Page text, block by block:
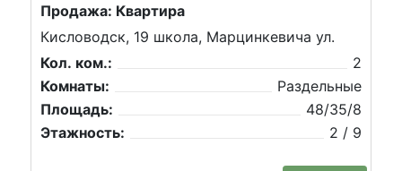
Продажа: Квартира
Кисловодск, 19 школа, Марцинкевича ул.
Кол. ком.:
2
Комнаты:
Раздельные
Площадь:
48/35/8
Этажность:
2 / 9